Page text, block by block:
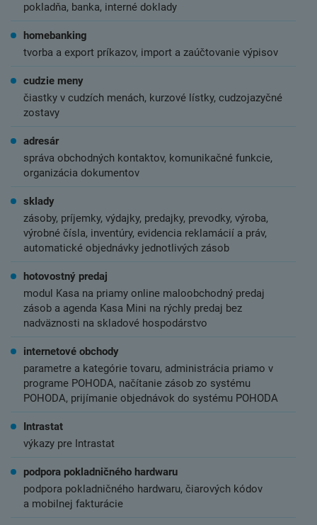
pokladňa, banka, interné doklady
homebanking
tvorba a export príkazov, import a zaúčtovanie výpisov
cudzie meny
čiastky v cudzích menách, kurzové lístky, cudzojazyčné
zostavy
adresár
správa obchodných kontaktov, komunikačné funkcie,
organizácia dokumentov
sklady
zásoby, príjemky, výdajky, predajky, prevodky, výroba,
výrobné čísla, inventúry, evidencia reklamácií a práv,
automatické objednávky jednotlivých zásob
hotovostný predaj
modul Kasa na priamy online maloobchodný predaj
zásob a agenda Kasa Mini na rýchly predaj bez
nadväznosti na skladové hospodárstvo
internetové obchody
parametre a kategórie tovaru, administrácia priamo v
programe POHODA, načítanie zásob zo systému
POHODA, prijímanie objednávok do systému POHODA
Intrastat
výkazy pre Intrastat
podpora pokladničného hardwaru
podpora pokladničného hardwaru, čiarových kódov
a mobilnej fakturácie